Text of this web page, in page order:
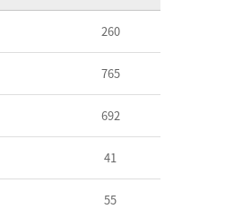
260
765
692
41
55